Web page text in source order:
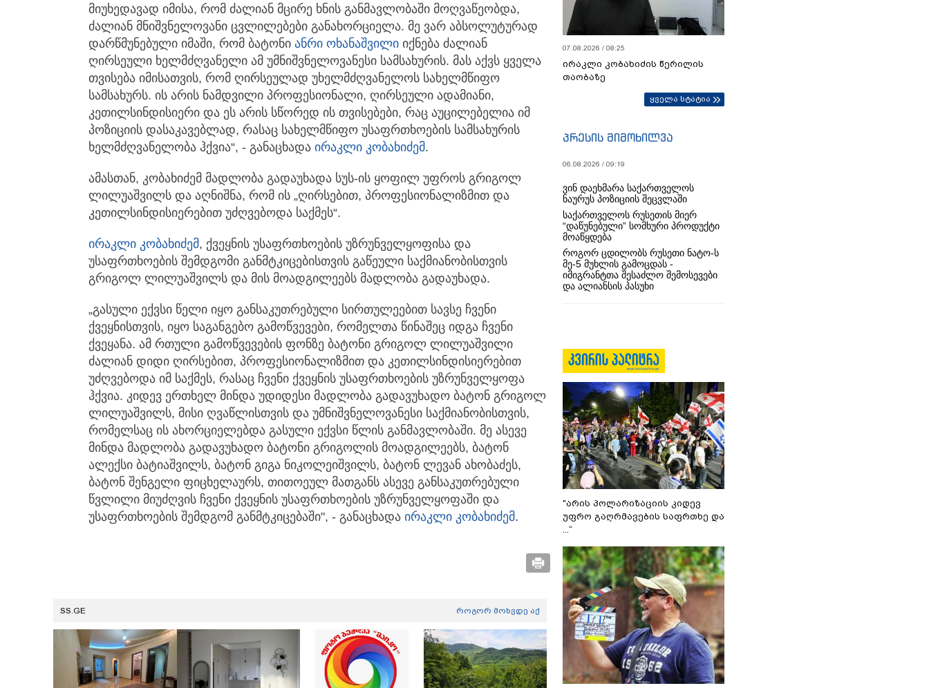
მიუხედავად იმისა, რომ ძალიან მცირე ხნის განმავლობაში მოღვაწეობდა,
ძალიან მნიშვნელოვანი ცვლილებები განახორციელა. მე ვარ აბსოლუტურად
დარწმუნებული იმაში, რომ ბატონი ანრი ოხანაშვილი იქნება ძალიან
ღირსეული ხელმძღვანელი ამ უმნიშვნელოვანესი სამსახურის. მას აქვს ყველა
თვისება იმისათვის, რომ ღირსეულად უხელმძღვანელოს სახელმწიფო
სამსახურს. ის არის ნამდვილი პროფესიონალი, ღირსეული ადამიანი,
კეთილსინდისიერი და ეს არის სწორედ ის თვისებები, რაც აუცილებელია იმ
პოზიციის დასაკავებლად, რასაც სახელმწიფო უსაფრთხოების სამსახურის
ხელმძღვანელობა ჰქვია“, - განაცხადა ირაკლი კობახიძემ.
ამასთან, კობახიძემ მადლობა გადაუხადა სუს-ის ყოფილ უფროს გრიგოლ
ლილუაშვილს და აღნიშნა, რომ ის „ღირსებით, პროფესიონალიზმით და
კეთილსინდისიერებით უძღვებოდა საქმეს“.
ირაკლი კობახიძემ, ქვეყნის უსაფრთხოების უზრუნველყოფისა და
უსაფრთხოების შემდგომი განმტკიცებისთვის გაწეული საქმიანობისთვის
გრიგოლ ლილუაშვილს და მის მოადგილეებს მადლობა გადაუხადა.
„გასული ექვსი წელი იყო განსაკუთრებული სირთულეებით სავსე ჩვენი
ქვეყნისთვის, იყო საგანგებო გამოწვევები, რომელთა წინაშეც იდგა ჩვენი
ქვეყანა. ამ რთული გამოწვევების ფონზე ბატონი გრიგოლ ლილუაშვილი
ძალიან დიდი ღირსებით, პროფესიონალიზმით და კეთილსინდისიერებით
უძღვებოდა იმ საქმეს, რასაც ჩვენი ქვეყნის უსაფრთხოების უზრუნველყოფა
ჰქვია. კიდევ ერთხელ მინდა უდიდესი მადლობა გადავუხადო ბატონ გრიგოლ
ლილუაშვილს, მისი ღვაწლისთვის და უმნიშვნელოვანესი საქმიანობისთვის,
რომელსაც ის ახორციელებდა გასული ექვსი წლის განმავლობაში. მე ასევე
მინდა მადლობა გადავუხადო ბატონი გრიგოლის მოადგილეებს, ბატონ
ალექსი ბატიაშვილს, ბატონ გიგა ნიკოლეიშვილს, ბატონ ლევან ახობაძეს,
ბატონ შენგელი ფიცხელაურს, თითოეულ მათგანს ასევე განსაკუთრებული
წვლილი მიუძღვის ჩვენი ქვეყნის უსაფრთხოების უზრუნველყოფაში და
უსაფრთხოების შემდგომ განმტკიცებაში", - განაცხადა ირაკლი კობახიძემ.
SS.GE როგორ მოხვდე აქ
07.08.2026 / 08:25
ირაკლი კობახიძის წერილის
თაობაზე
ყველა სტატია
პრესის მიმოხილვა
06.08.2026 / 09:19
ვინ დაეხმარა საქართველოს
ნაურუს პოზიციის შეცვლაში
საქართველოს რუსეთის მიერ
“დაწუნებული” სომხური პროდუქტი
მოაწყდება
როგორ ცდილობს რუსეთი ნატო-ს
მე-5 მუხლის გამოცდას -
იმიგრანტთა შესაძლო შემოსევები
და ალიანსის პასუხი
"არის პოლარიზაციის კიდევ
უფრო გაღრმავების საფრთხე და
...“